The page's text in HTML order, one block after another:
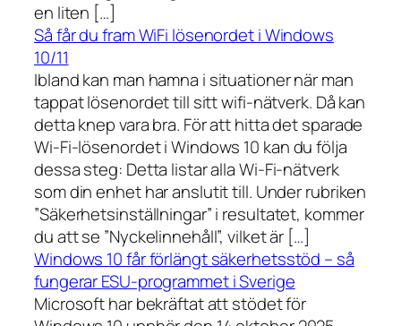
en liten […]
Så får du fram WiFi lösenordet i Windows
10/11
Ibland kan man hamna i situationer när man
tappat lösenordet till sitt wifi-nätverk. Då kan
detta knep vara bra. För att hitta det sparade
Wi-Fi-lösenordet i Windows 10 kan du följa
dessa steg: Detta listar alla Wi-Fi-nätverk
som din enhet har anslutit till. Under rubriken
”Säkerhetsinställningar” i resultatet, kommer
du att se ”Nyckelinnehåll”, vilket är […]
Windows 10 får förlängt säkerhetsstöd – så
fungerar ESU-programmet i Sverige
Microsoft har bekräftat att stödet för